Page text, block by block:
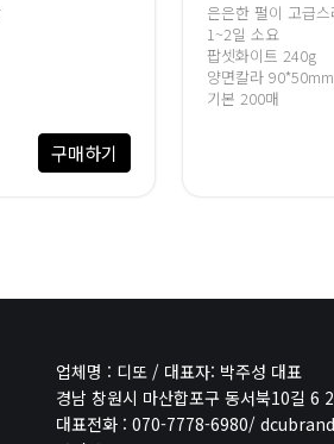
구매하기
은은한 펄이 고급스
1~2일 소요
팝셋화이트 240g
양면칼라 90*50mm
기본 200매
업체명 : 디또 / 대표자: 박주성 대표
경남 창원시 마산합포구 동서북10길 6
대표전화 : 070-7778-6980/